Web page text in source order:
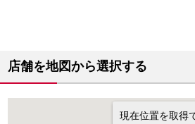
店舗を地図から選択する
現在位置を取得